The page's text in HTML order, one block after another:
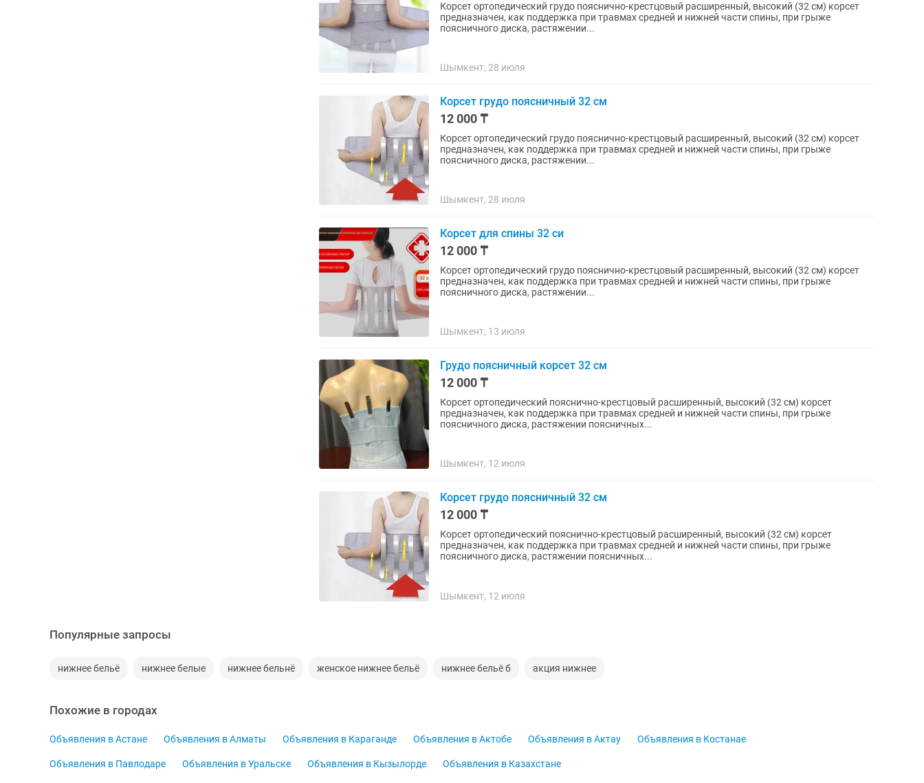
Корсет ортопедический грудо пояснично-крестцовый расширенный, высокий (32 см) корсет
предназначен, как поддержка при травмах средней и нижней части спины, при грыже
поясничного диска, растяжении...
Шымкент, 28 июля
Корсет грудо поясничный 32 см
12 000 ₸
Корсет ортопедический грудо пояснично-крестцовый расширенный, высокий (32 см) корсет
предназначен, как поддержка при травмах средней и нижней части спины, при грыже
поясничного диска, растяжении...
Шымкент, 28 июля
Корсет для спины 32 си
12 000 ₸
Корсет ортопедический грудо пояснично-крестцовый расширенный, высокий (32 см) корсет
предназначен, как поддержка при травмах средней и нижней части спины, при грыже
поясничного диска, растяжении...
Шымкент, 13 июля
Грудо поясничный корсет 32 см
12 000 ₸
Корсет ортопедический пояснично-крестцовый расширенный, высокий (32 см) корсет
предназначен, как поддержка при травмах средней и нижней части спины, при грыже
поясничного диска, растяжении поясничных...
Шымкент, 12 июля
Корсет грудо поясничный 32 см
12 000 ₸
Корсет ортопедический пояснично-крестцовый расширенный, высокий (32 см) корсет
предназначен, как поддержка при травмах средней и нижней части спины, при грыже
поясничного диска, растяжении поясничных...
Шымкент, 12 июля
Популярные запросы
нижнее бельё нижнее белые нижнее бельнё женское нижнее бельё нижнее бельё б акция нижнее
Похожие в городах
Объявления в Астане Объявления в Алматы Объявления в Караганде Объявления в Актобе Объявления в Актау Объявления в Костанае
Объявления в Павлодаре Объявления в Уральске Объявления в Кызылорде Объявления в Казахстане